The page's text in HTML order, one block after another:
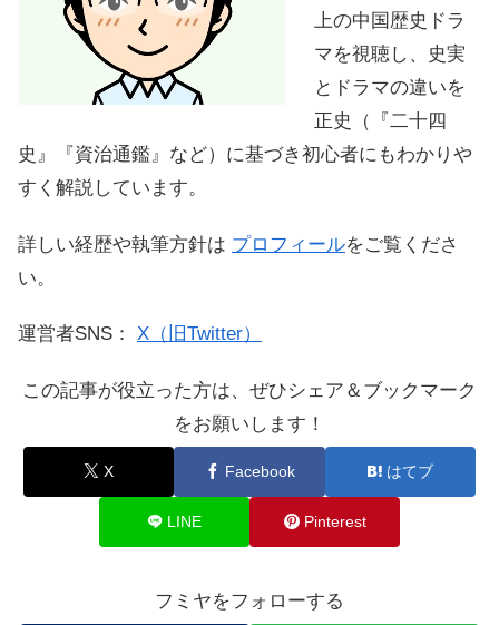
上の中国歴史ドラ
マを視聴し、史実
とドラマの違いを
正史（『二十四
史』『資治通鑑』など）に基づき初心者にもわかりや
すく解説しています。
詳しい経歴や執筆方針は プロフィールをご覧くださ
い。
運営者SNS： X（旧Twitter）
この記事が役立った方は、ぜひシェア＆ブックマーク
をお願いします！
X Facebook はてブ
LINE Pinterest
フミヤをフォローする